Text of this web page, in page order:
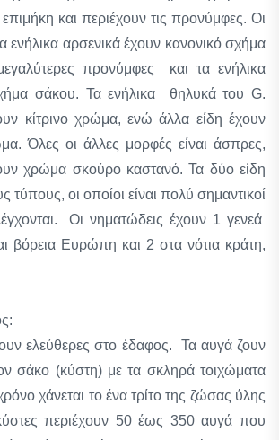
επιμήκη και περιέχουν τις προνύμφες. Οι
ενήλικα αρσενικά έχουν κανονικό σχήμα
προνύμφες και τα ενήλικα
σάκου. Τα ενήλικα θηλυκά του G.
κίτρινο χρώμα, ενώ άλλα είδη έχουν
Όλες οι άλλες μορφές είναι άσπρες,
χρώμα σκούρο καστανό. Τα δύο είδη
τύπους, οι οποίοι είναι πολύ σημαντικοί
Οι νηματώδεις έχουν 1 γενεά
βόρεια Ευρώπη και 2 στα νότια κράτη,
ελεύθερες στο έδαφος. Τα αυγά ζουν
σάκο (κύστη) με τα σκληρά τοιχώματα
χάνεται το ένα τρίτο της ζώσας ύλης
περιέχουν 50 έως 350 αυγά που